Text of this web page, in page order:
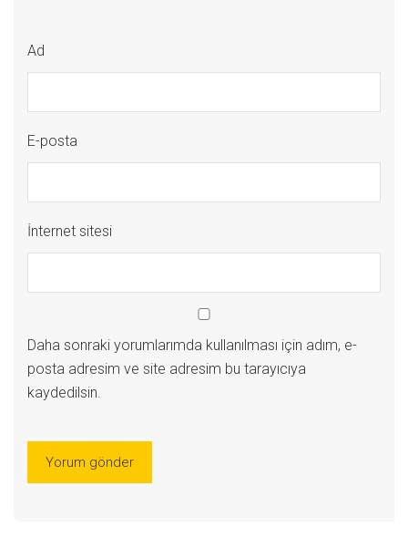
Ad
E-posta
İnternet sitesi
Daha sonraki yorumlarımda kullanılması için adım, e-
posta adresim ve site adresim bu tarayıcıya
kaydedilsin.